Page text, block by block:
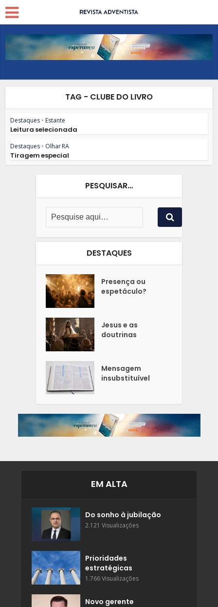
TAG - CLUBE DO LIVRO
Destaques • Estante
Leitura selecionada
Destaques • Olhar RA
Tiragem especial
PESQUISAR…
DESTAQUES
Presença ou
espetáculo?
Jesus e as
doutrinas
Mensagem
insubstituível
EM ALTA
Do sonho à jubilação
2.121 Visualizações
Prioridades
estratégicas
1.766 Visualizações
Novo gerente